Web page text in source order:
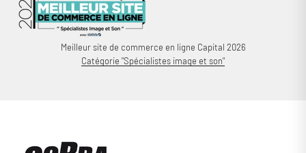
Meilleur site de commerce en ligne Capital 2026
Catégorie "Spécialistes image et son"